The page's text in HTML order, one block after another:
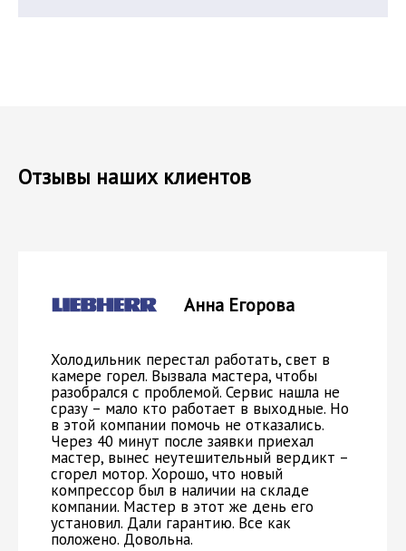
Отзывы наших клиентов
Анна Егорова
Холодильник перестал работать, свет в
камере горел. Вызвала мастера, чтобы
разобрался с проблемой. Сервис нашла не
сразу – мало кто работает в выходные. Но
в этой компании помочь не отказались.
Через 40 минут после заявки приехал
мастер, вынес неутешительный вердикт –
сгорел мотор. Хорошо, что новый
компрессор был в наличии на складе
компании. Мастер в этот же день его
установил. Дали гарантию. Все как
положено. Довольна.